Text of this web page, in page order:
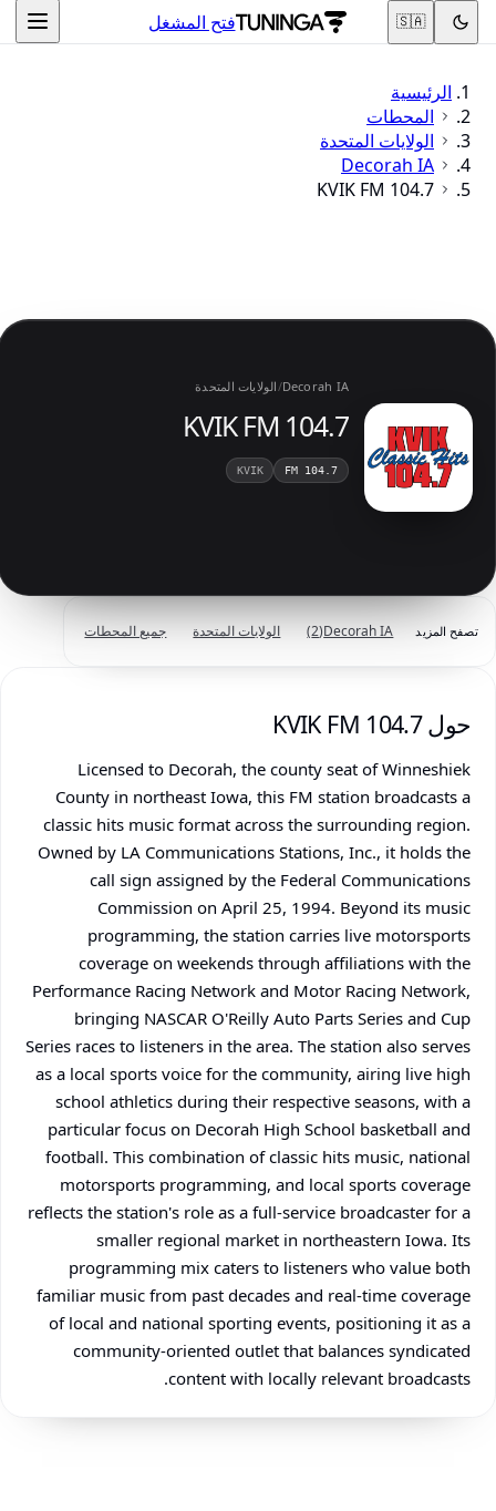
فتح المشغل 🇸🇦
الرئيسية
المحطات
الولايات المتحدة
Decorah IA
KVIK FM 104.7
Decorah IA
/الولايات المتحدة
KVIK FM 104.7
104.7 FM
KVIK
تصفح المزيد Decorah IA
(2) الولايات المتحدة جميع المحطات
حول KVIK FM 104.7
Licensed to Decorah, the county seat of Winneshiek
County in northeast Iowa, this FM station broadcasts a
classic hits music format across the surrounding region.
Owned by LA Communications Stations, Inc., it holds the
call sign assigned by the Federal Communications
Commission on April 25, 1994. Beyond its music
programming, the station carries live motorsports
coverage on weekends through affiliations with the
Performance Racing Network and Motor Racing Network,
bringing NASCAR O'Reilly Auto Parts Series and Cup
Series races to listeners in the area. The station also serves
as a local sports voice for the community, airing live high
school athletics during their respective seasons, with a
particular focus on Decorah High School basketball and
football. This combination of classic hits music, national
motorsports programming, and local sports coverage
reflects the station's role as a full-service broadcaster for a
smaller regional market in northeastern Iowa. Its
programming mix caters to listeners who value both
familiar music from past decades and real-time coverage
of local and national sporting events, positioning it as a
community-oriented outlet that balances syndicated
content with locally relevant broadcasts.